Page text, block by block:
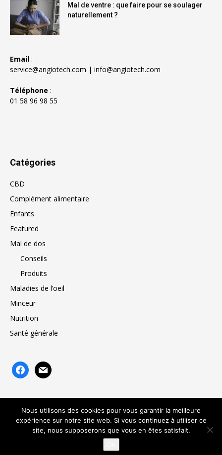
Mal de ventre : que faire pour se soulager
naturellement ?
Email :
service@angiotech.com | info@angiotech.com
Téléphone :
01 58 96 98 55
Catégories
CBD
Complément alimentaire
Enfants
Featured
Mal de dos
Conseils
Produits
Maladies de l’oeil
Minceur
Nutrition
Santé générale
facebookmail
Angiotech À propos de nous Mentions légales
Contact
Plan du site
Mon compte
© Tous droits réservés @Angiotech.com - 2026
Nous utilisons des cookies pour vous garantir la meilleure
expérience sur notre site web. Si vous continuez à utiliser ce
site, nous supposerons que vous en êtes satisfait.